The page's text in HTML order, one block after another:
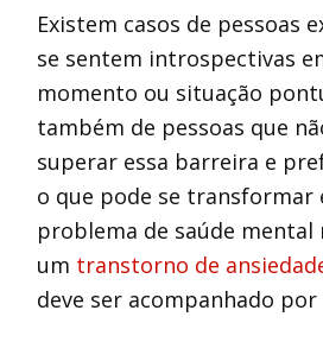
Existem casos de pessoas
se sentem introspectivas
momento ou situação
também de pessoas que
superar essa barreira e
o que pode se transformar
problema de saúde mental
um transtorno de
deve ser acompanhado